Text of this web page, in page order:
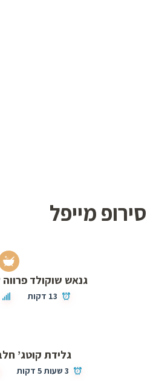
סירופ מייפל
גנאש שוקולד
13 דקות
גלידת קוטג’
3 שעות 5 דקות